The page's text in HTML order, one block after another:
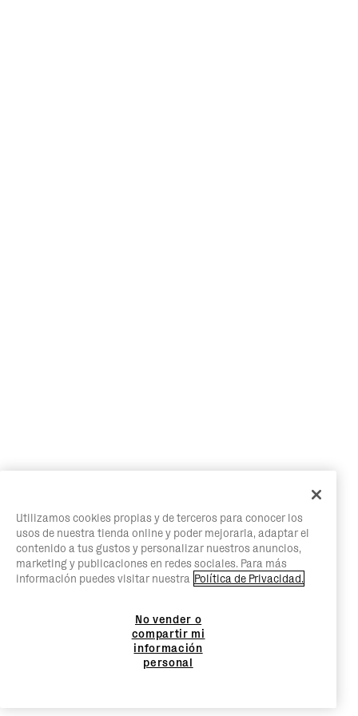
Utilizamos cookies propias y de terceros para conocer los
usos de nuestra tienda online y poder mejorarla, adaptar el
contenido a tus gustos y personalizar nuestros anuncios,
marketing y publicaciones en redes sociales. Para más
información puedes visitar nuestra Política de Privacidad.
No vender o
compartir mi
información
personal